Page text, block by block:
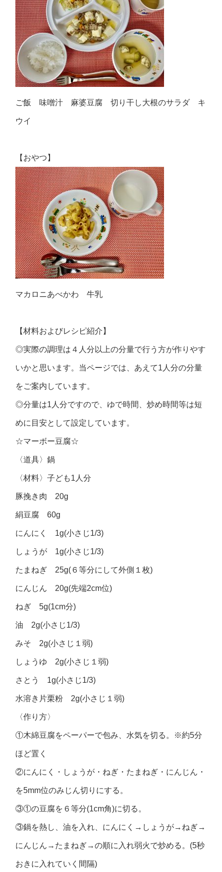
ご飯 味噌汁 麻婆豆腐 切り干し大根のサラダ キ
ウイ
【おやつ】
マカロニあべかわ 牛乳
【材料およびレシピ紹介】
◎実際の調理は４人分以上の分量で行う方が作りやす
いかと思います。当ページでは、あえて1人分の分量
をご案内しています。
◎分量は1人分ですので、ゆで時間、炒め時間等は短
めに目安として設定しています。
☆マーボー豆腐☆
〈道具〉鍋
〈材料〉子ども1人分
豚挽き肉 20g
絹豆腐 60g
にんにく 1g(小さじ1/3)
しょうが 1g(小さじ1/3)
たまねぎ 25g(６等分にして外側１枚)
にんじん 20g(先端2cm位)
ねぎ 5g(1cm分)
油 2g(小さじ1/3)
みそ 2g(小さじ１弱)
しょうゆ 2g(小さじ１弱)
さとう 1g(小さじ1/3)
水溶き片栗粉 2g(小さじ１弱)
〈作り方〉
①木綿豆腐をペーパーで包み、水気を切る。※約5分
ほど置く
②にんにく・しょうが・ねぎ・たまねぎ・にんじん・
を5mm位のみじん切りにする。
③①の豆腐を６等分(1cm角)に切る。
③鍋を熱し、油を入れ、にんにく→しょうが→ねぎ→
にんじん→たまねぎ→の順に入れ弱火で炒める。(5秒
おきに入れていく間隔)